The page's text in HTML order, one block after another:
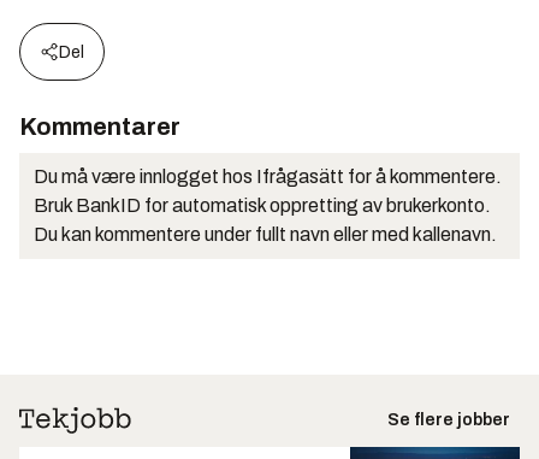
Del
Kommentarer
Du må være innlogget hos Ifrågasätt for å kommentere.
Bruk BankID for automatisk oppretting av brukerkonto.
Du kan kommentere under fullt navn eller med kallenavn.
Se flere jobber